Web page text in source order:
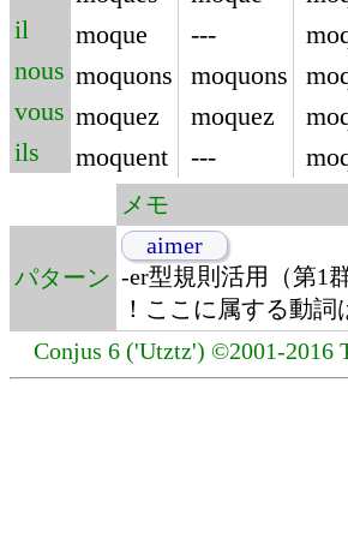
il
nous
vous
ils
moque
moquons
moquez
moquent
---
moquons
moquez
---
メモ
パターン
aimer
-er型規則活用（第1群
！ここに属する動
Conjus 6 ('Utztz') ©2001-2016